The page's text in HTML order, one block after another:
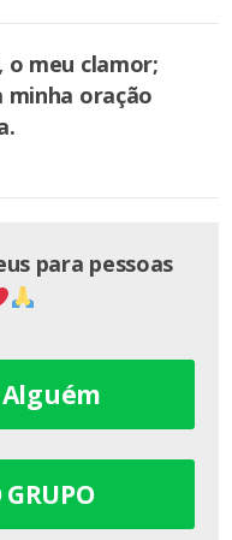
o meu clamor;
minha oração
para pessoas